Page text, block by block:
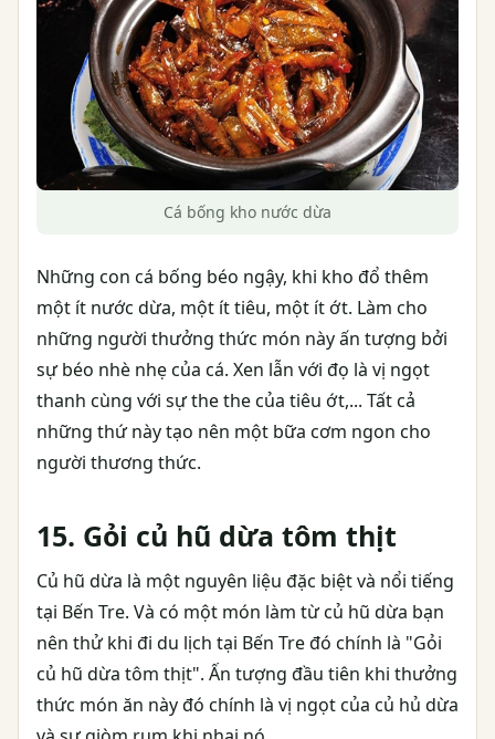
Cá bống kho nước dừa
Những con cá bống béo ngậy, khi kho đổ thêm
một ít nước dừa, một ít tiêu, một ít ớt. Làm cho
những người thưởng thức món này ấn tượng bởi
sự béo nhè nhẹ của cá. Xen lẫn với đọ là vị ngọt
thanh cùng với sự the the của tiêu ớt,... Tất cả
những thứ này tạo nên một bữa cơm ngon cho
người thương thức.
15. Gỏi củ hũ dừa tôm thịt
Củ hũ dừa là một nguyên liệu đặc biệt và nổi tiếng
tại Bến Tre. Và có một món làm từ củ hũ dừa bạn
nên thử khi đi du lịch tại Bến Tre đó chính là "Gỏi
củ hũ dừa tôm thịt". Ấn tượng đầu tiên khi thưởng
thức món ăn này đó chính là vị ngọt của củ hủ dừa